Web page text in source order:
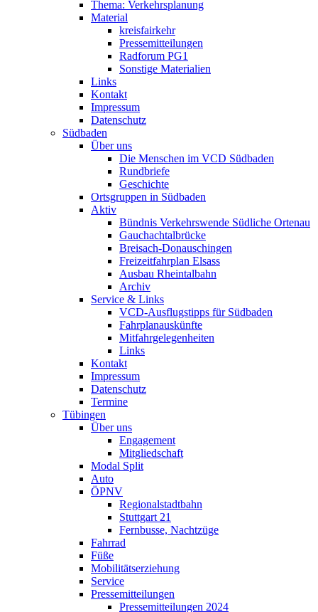
Thema: Verkehrsplanung
Material
kreisfairkehr
Pressemitteilungen
Radforum PG1
Sonstige Materialien
Links
Kontakt
Impressum
Datenschutz
Südbaden
Über uns
Die Menschen im VCD Südbaden
Rundbriefe
Geschichte
Ortsgruppen in Südbaden
Aktiv
Bündnis Verkehrswende Südliche Ortenau
Gauchachtalbrücke
Breisach-Donauschingen
Freizeitfahrplan Elsass
Ausbau Rheintalbahn
Archiv
Service & Links
VCD-Ausflugstipps für Südbaden
Fahrplanauskünfte
Mitfahrgelegenheiten
Links
Kontakt
Impressum
Datenschutz
Termine
Tübingen
Über uns
Engagement
Mitgliedschaft
Modal Split
Auto
ÖPNV
Regionalstadtbahn
Stuttgart 21
Fernbusse, Nachtzüge
Fahrrad
Füße
Mobilitätserziehung
Service
Pressemitteilungen
Pressemitteilungen 2024